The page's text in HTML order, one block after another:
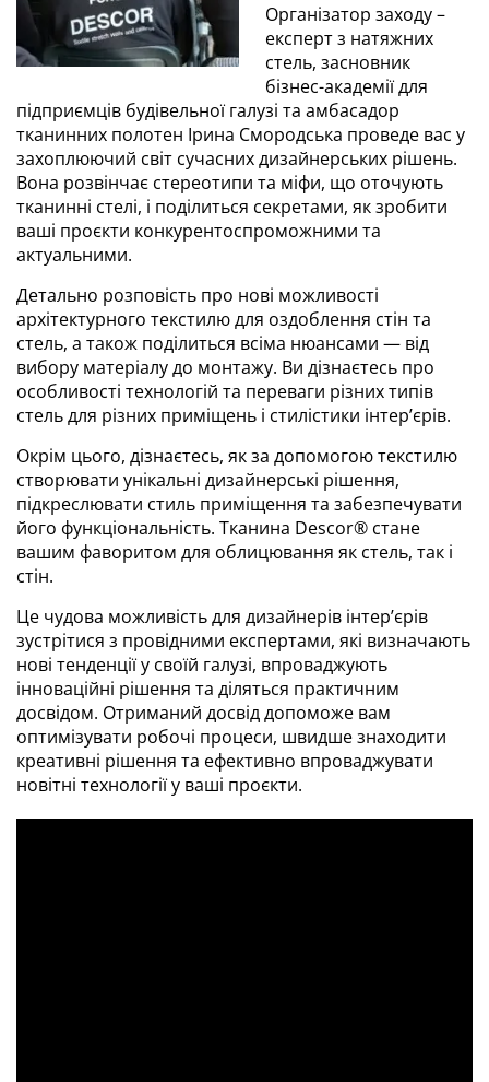
Організатор заходу –
експерт з натяжних
стель, засновник
бізнес-академії для
підприємців будівельної галузі та амбасадор
тканинних полотен Ірина Смородська проведе вас у
захоплюючий світ сучасних дизайнерських рішень.
Вона розвінчає стереотипи та міфи, що оточують
тканинні стелі, і поділиться секретами, як зробити
ваші проєкти конкурентоспроможними та
актуальними.
Детально розповість про нові можливості
архітектурного текстилю для оздоблення стін та
стель, а також поділиться всіма нюансами — від
вибору матеріалу до монтажу. Ви дізнаєтесь про
особливості технологій та переваги різних типів
стель для різних приміщень і стилістики інтер’єрів.
Окрім цього, дізнаєтесь, як за допомогою текстилю
створювати унікальні дизайнерські рішення,
підкреслювати стиль приміщення та забезпечувати
його функціональність. Тканина Descor® стане
вашим фаворитом для облицювання як стель, так і
стін.
Це чудова можливість для дизайнерів інтер’єрів
зустрітися з провідними експертами, які визначають
нові тенденції у своїй галузі, впроваджують
інноваційні рішення та діляться практичним
досвідом. Отриманий досвід допоможе вам
оптимізувати робочі процеси, швидше знаходити
креативні рішення та ефективно впроваджувати
новітні технології у ваші проєкти.